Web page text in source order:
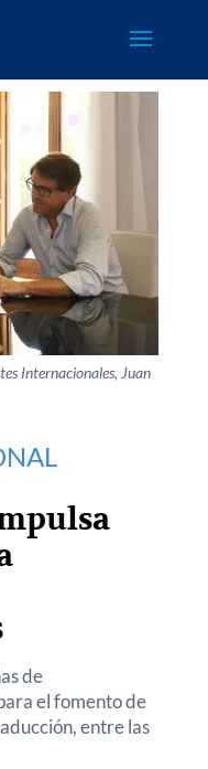
Internacionales, Juan
de
el fomento de
entre las